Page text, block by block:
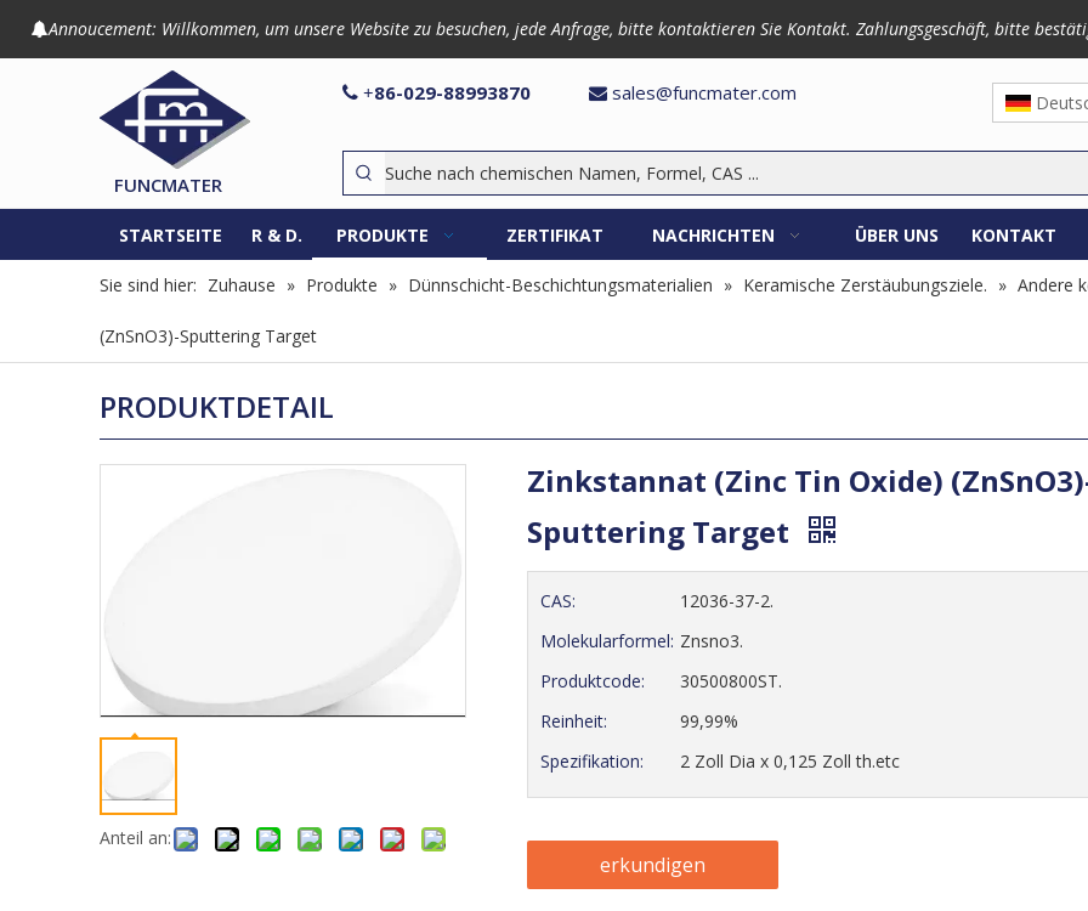
Annoucement: Willkommen, um unsere Website zu besuchen, jede Anfrage, bitte kontaktieren Sie Kontakt. Zahlungsgeschäft, bitte
FUNCMATER
 +86-029-88993870  sales@funcmater.com
STARTSEITE R & D. PRODUKTE ZERTIFIKAT NACHRICHTEN ÜBER UNS KONTAKT
Sie sind hier: Zuhause » Produkte » Dünnschicht-Beschichtungsmaterialien » Keramische Zerstäubungsziele. » Andere
(ZnSnO3)-Sputtering Target
PRODUKTDETAIL
Anteil an:
Zinkstannat (Zinc Tin Oxide)
Sputtering Target
CAS:
12036-37-2.
Molekularformel: Znsno3.
Produktcode:
30500800ST.
Reinheit:
99,99%
Spezifikation:
2 Zoll Dia x 0,125 Zoll th.etc
erkundigen